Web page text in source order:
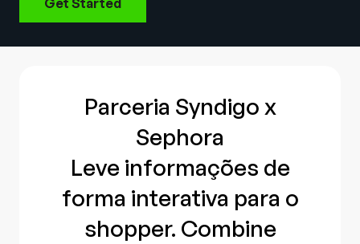
Get Started
Parceria Syndigo x
Sephora
Leve informações de
forma interativa para o
shopper. Combine